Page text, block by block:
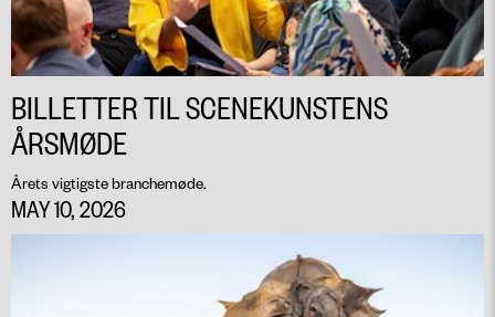
BILLETTER TIL SCENEKUNSTENS
ÅRSMØDE
Årets vigtigste branchemøde.
MAY 10, 2026